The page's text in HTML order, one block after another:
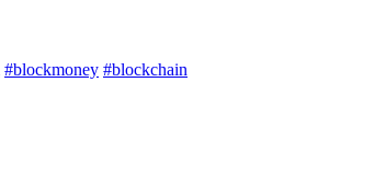
#blockmoney #blockchain